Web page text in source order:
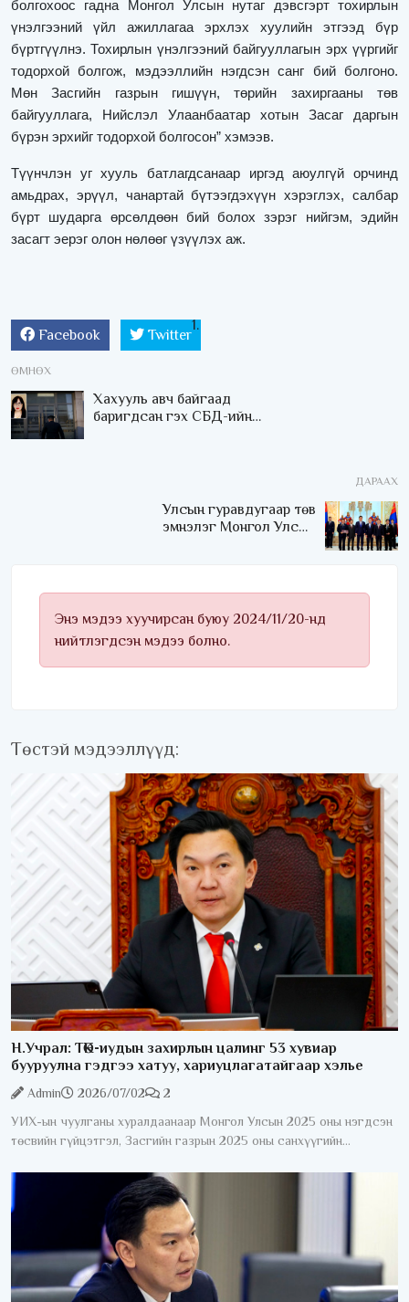
болгохоос гадна Монгол Улсын нутаг дэвсгэрт тохирлын
үнэлгээний үйл ажиллагаа эрхлэх хуулийн этгээд бүр
бүртгүүлнэ. Тохирлын үнэлгээний байгууллагын эрх үүргийг
тодорхой болгож, мэдээллийн нэгдсэн санг бий болгоно.
Мөн Засгийн газрын гишүүн, төрийн захиргааны төв
байгууллага, Нийслэл Улаанбаатар хотын Засаг даргын
бүрэн эрхийг тодорхой болгосон” хэмээв.
Түүнчлэн уг хууль батлагдсанаар иргэд аюулгүй орчинд
амьдрах, эрүүл, чанартай бүтээгдэхүүн хэрэглэх, салбар
бүрт шударга өрсөлдөөн бий болох зэрэг нийгэм, эдийн
засагт эерэг олон нөлөөг үзүүлэх аж.
Facebook Twitter
ӨМНӨХ
Хахууль авч байгаад
баригдсан гэх СБД-ийн
ДАРААХ
Улсын гуравдугаар төв
эмнэлэг Монгол Улсын
Энэ мэдээ хуучирсан буюу 2024/11/20-нд
нийтлэгдсэн мэдээ болно.
Төстэй мэдээллүүд:
Н.Учрал: ТӨК-иудын захирлын цалинг 53 хувиар
бууруулна гэдгээ хатуу, хариуцлагатайгаар хэлье
Admin 2026/07/02
2
УИХ-ын чуулганы хуралдаанаар Монгол Улсын 2025 оны нэгдсэн
төсвийн гүйцэтгэл, Засгийн газрын 2025 оны санхүүгийн
гүйцэтгэл батлах